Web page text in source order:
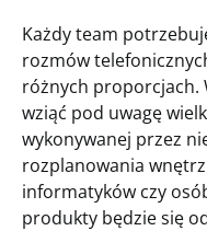
Każdy team
rozmów
różnych proporcjach.
wziąć pod uwagę
wykonywanej przez
rozplanowania
informatyków czy
produkty będzie się